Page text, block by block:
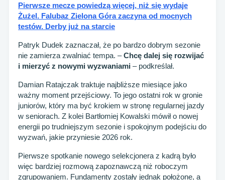
Pierwsze mecze powiedzą więcej, niż się wydaje
Żużel. Falubaz Zielona Góra zaczyna od mocnych
testów. Derby już na starcie
Patryk Dudek zaznaczał, że po bardzo dobrym sezonie
nie zamierza zwalniać tempa. –Chcę dalej się rozwijać
i mierzyć z nowymi wyzwaniami – podkreślał.
Damian Ratajczak traktuje najbliższe miesiące jako
ważny moment przejściowy. To jego ostatni rok w gronie
juniorów, który ma być krokiem w stronę regularnej jazdy
w seniorach. Z kolei Bartłomiej Kowalski mówił o nowej
energii po trudniejszym sezonie i spokojnym podejściu do
wyzwań, jakie przyniesie 2026 rok.
Pierwsze spotkanie nowego selekcjonera z kadrą było
więc bardziej rozmową zapoznawczą niż roboczym
zgrupowaniem. Fundamenty zostały jednak położone, a